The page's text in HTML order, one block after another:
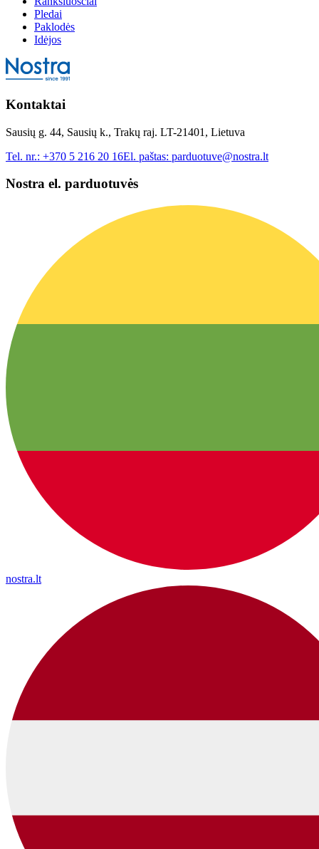
Pledai
Paklodės
Idėjos
Kontaktai
Sausių g. 44, Sausių k., Trakų raj. LT-21401, Lietuva
Tel. nr.: +370 5 216 20 16El. paštas: parduotuve@nostra.lt
Nostra el. parduotuvės
nostra.lt